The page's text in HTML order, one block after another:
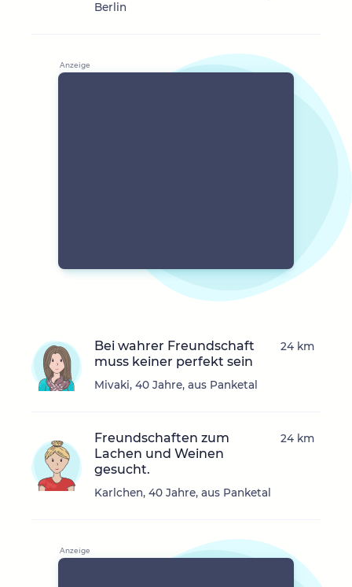
Berlin
Bei wahrer Freundschaft
muss keiner perfekt sein
Mivaki, 40 Jahre, aus Panketal
24 km
Freundschaften zum
Lachen und Weinen
gesucht.
Karlchen, 40 Jahre, aus Panketal
24 km